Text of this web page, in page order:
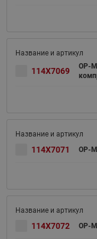
114X7069
OP-
114X7071 OP-
114X7072 OP-